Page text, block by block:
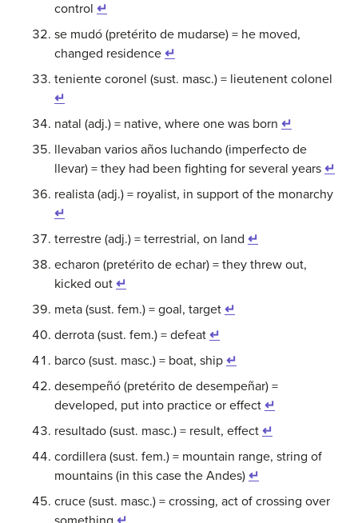
control ↵
se mudó (pretérito de mudarse) = he moved,
changed residence ↵
teniente coronel (sust. masc.) = lieutenent colonel
↵
natal (adj.) = native, where one was born ↵
llevaban varios años luchando (imperfecto de
llevar) = they had been fighting for several years ↵
realista (adj.) = royalist, in support of the monarchy
↵
terrestre (adj.) = terrestrial, on land ↵
echaron (pretérito de echar) = they threw out,
kicked out ↵
meta (sust. fem.) = goal, target ↵
derrota (sust. fem.) = defeat ↵
barco (sust. masc.) = boat, ship ↵
desempeñó (pretérito de desempeñar) =
developed, put into practice or effect ↵
resultado (sust. masc.) = result, effect ↵
cordillera (sust. fem.) = mountain range, string of
mountains (in this case the Andes) ↵
cruce (sust. masc.) = crossing, act of crossing over